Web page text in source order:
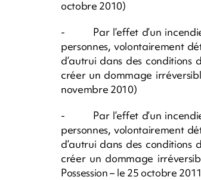
octobre 2010)
- Par l’effet d’un incendie
personnes, volontairement
d’autrui dans des
créer un dommage
novembre 2010)
- Par l’effet d’un incendie
personnes, volontairement
d’autrui dans des
créer un dommage
Possession – le 25 octobre